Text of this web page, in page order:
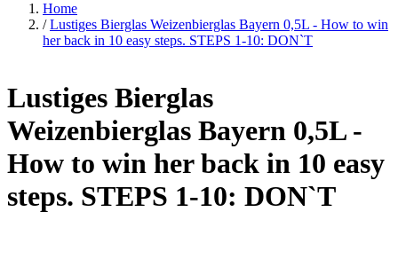
Home
/ Lustiges Bierglas Weizenbierglas Bayern 0,5L - How to win
her back in 10 easy steps. STEPS 1-10: DON`T
Lustiges Bierglas
Weizenbierglas Bayern 0,5L -
How to win her back in 10 easy
steps. STEPS 1-10: DON`T